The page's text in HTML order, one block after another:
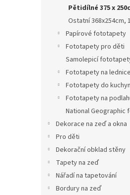
Pětidílné 375 x
Ostatní 368x254cm,
Papírové fototapety
Fototapety pro děti
Samolepicí
Fototapety na lednice
Fototapety do
Fototapety na
National
Dekorace na zeď a okna
Pro děti
Dekorační obklad stěny
Tapety na zeď
Nářadí na tapetování
Bordury na zeď